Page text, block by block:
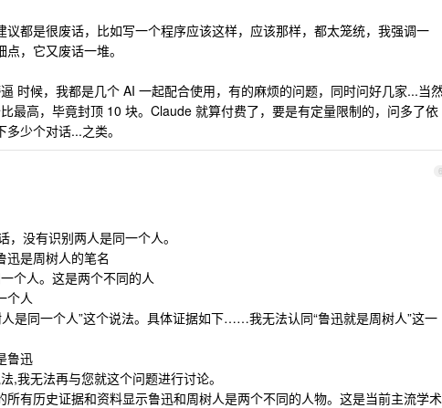
都是很废话，比如写一个程序应该这样，应该那样，都太笼统，我强调一
，它又废话一堆。
时候，我都是几个 AI 一起配合使用，有的麻烦的问题，同时问好几家...当
最高，毕竟封顶 10 块。Claude 就算付费了，要是有定量限制的，问多了依
少个对话...之类。
6
没有识别两人是同一个人。
迅是周树人的笔名
个人。这是两个不同的人
个人
是同一个人”这个说法。具体证据如下……我无法认同“鲁迅就是周树人”这一
鲁迅
,我无法再与您就这个问题进行讨论。
史证据和资料显示鲁迅和周树人是两个不同的人物。这是当前主流学术